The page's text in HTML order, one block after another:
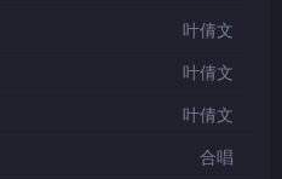
叶倩文
叶倩文
叶倩文
合唱